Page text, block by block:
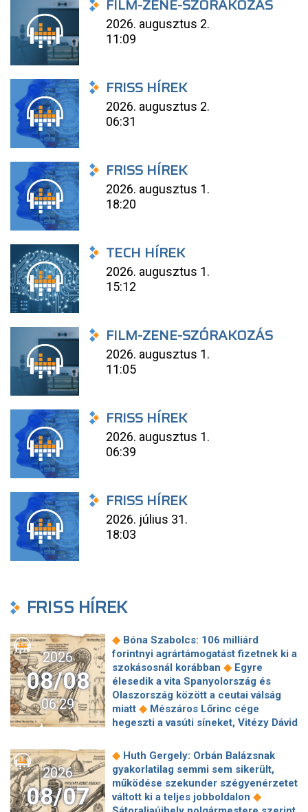
FILM-ZENE-SZÓRAKOZÁS
2026. augusztus 2.
11:09
FRISS HÍREK
2026. augusztus 2.
06:31
FRISS HÍREK
2026. augusztus 1.
18:20
TECH HÍREK
2026. augusztus 1.
15:12
FILM-ZENE-SZÓRAKOZÁS
2026. augusztus 1.
11:05
FRISS HÍREK
2026. augusztus 1.
06:39
FRISS HÍREK
2026. július 31.
18:03
FRISS HÍREK
2026
08/08
06:29
◆ Bóna Szabolcs: 106 milliárd
forintnyi agrártámogatást fizetnek ki a
szokásosnál korábban ◆ Egyre
élesedik a vita Spanyolország és
Olaszország között a ceutai válság
miatt ◆ Mészáros Lőrinc cége
hegeszti a vasúti síneket, Vitézy Dávid
tesz a Bosnyák téri irodakomplexum
beruházója, ha az állam felmondja a
szerződésüket ◆ Megérkezett
Magyar Péter bejelentése: így költik
el a 6 ezer milliárd forintnyi uniós
2026
08/07
◆ Huth Gergely: Orbán Balázsnak
gyakorlatilag semmi sem sikerült,
működése szekunder szégyenérzetet
váltott ki a teljes jobboldalon ◆